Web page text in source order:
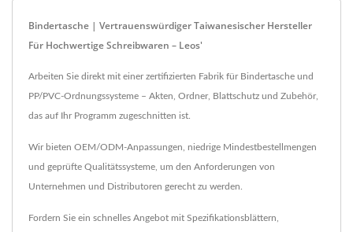
Bindertasche | Vertrauenswürdiger Taiwanesischer Hersteller
Für Hochwertige Schreibwaren – Leos'
Arbeiten Sie direkt mit einer zertifizierten Fabrik für Bindertasche und
PP/PVC-Ordnungssysteme – Akten, Ordner, Blattschutz und Zubehör,
das auf Ihr Programm zugeschnitten ist.
Wir bieten OEM/ODM-Anpassungen, niedrige Mindestbestellmengen
und geprüfte Qualitätssysteme, um den Anforderungen von
Unternehmen und Distributoren gerecht zu werden.
Fordern Sie ein schnelles Angebot mit Spezifikationsblättern,